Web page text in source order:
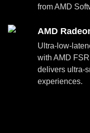
from AMD
AMD
Ultra-low-
with AMD
delivers ultra-
experiences.